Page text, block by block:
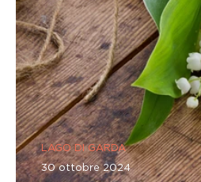
LAGO DI GARDA
30 ottobre 2024